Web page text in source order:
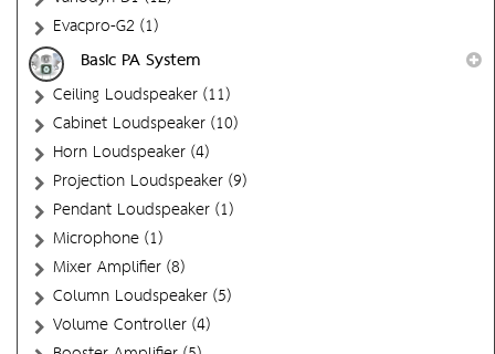
Evacpro-G2 (1)
Basic PA System
Ceiling Loudspeaker (11)
Cabinet Loudspeaker (10)
Horn Loudspeaker (4)
Projection Loudspeaker (9)
Pendant Loudspeaker (1)
Microphone (1)
Mixer Amplifier (8)
Column Loudspeaker (5)
Volume Controller (4)